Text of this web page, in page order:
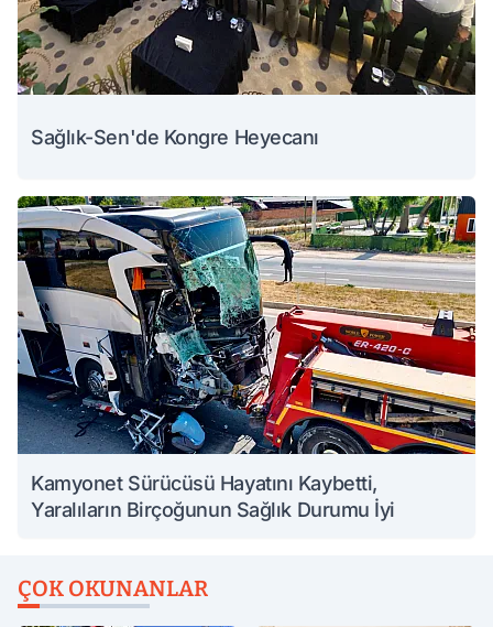
Sağlık-Sen'de Kongre Heyecanı
Kamyonet Sürücüsü Hayatını Kaybetti,
Yaralıların Birçoğunun Sağlık Durumu İyi
ÇOK OKUNANLAR